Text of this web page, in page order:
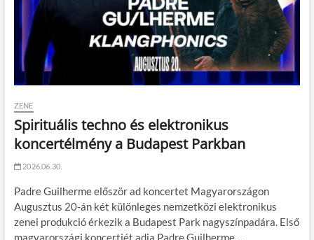
ZENE
Spirituális techno és elektronikus
koncertélmény a Budapest Parkban
2026.06.30.
Padre Guilherme először ad koncertet Magyarországon
Augusztus 20-án két különleges nemzetközi elektronikus
zenei produkció érkezik a Budapest Park nagyszínpadára. Első